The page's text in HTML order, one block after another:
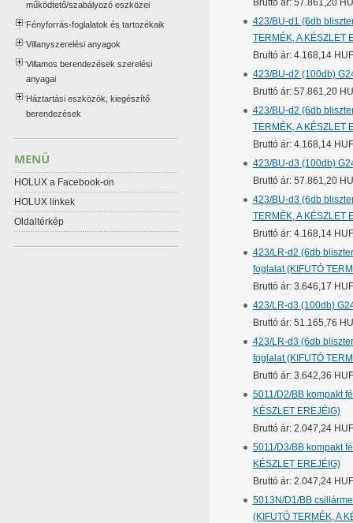
Bruttó ár: 57.861,20
423/BU-d1 (6db
TERMÉK, A KÉSZLET
Bruttó ár: 4.168,14 HUF
423/BU-d2 (100db)
Bruttó ár: 57.861,20
423/BU-d2 (6db
TERMÉK, A KÉSZLET
Bruttó ár: 4.168,14 HUF
423/BU-d3 (100db)
Bruttó ár: 57.861,20
423/BU-d3 (6db
TERMÉK, A KÉSZLET
Bruttó ár: 4.168,14 HUF
423/LR-d2 (6db
foglalat (KIFUTÓ
Bruttó ár: 3.646,17 HUF
423/LR-d3 (100db)
Bruttó ár: 51.165,76
423/LR-d3 (6db
foglalat (KIFUTÓ
Bruttó ár: 3.642,36 HUF
5011/D2/BB kompakt
KÉSZLET EREJÉIG)
Bruttó ár: 2.047,24 HUF
5011/D3/BB kompakt
KÉSZLET EREJÉIG)
Bruttó ár: 2.047,24 HUF
5013N/D1/BB
(KIFUTÓ TERMÉK, A
működtető/szabályozó eszközei
Fényforrás-foglalatok és tartozékaik
Villanyszerelési anyagok
Villamos berendezések szerelési
anyagai
Háztartási eszközök, kiegészítő
berendezések
MENÜ
HOLUX a Facebook-on
HOLUX linkek
Oldaltérkép